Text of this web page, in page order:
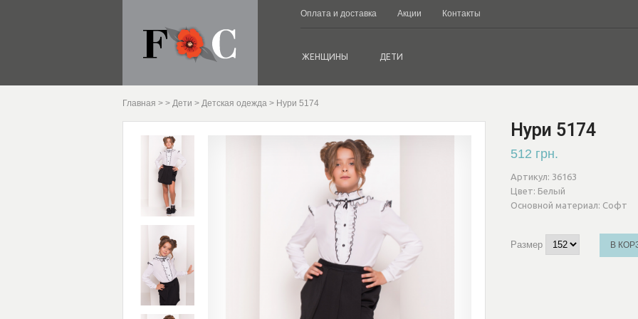
Оплата и доставка Акции Контакты
ЖЕНЩИНЫ ДЕТИ
Главная > > Дети > Детская одежда > Нури 5174
Нури 5174
512 грн.
Артикул: 36163
Цвет: Белый
Основной материал: Софт
Размер В